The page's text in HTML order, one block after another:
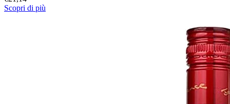
Scopri di più